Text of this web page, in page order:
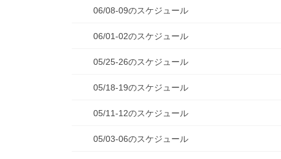
06/08-09のスケジュール
06/01-02のスケジュール
05/25-26のスケジュール
05/18-19のスケジュール
05/11-12のスケジュール
05/03-06のスケジュール